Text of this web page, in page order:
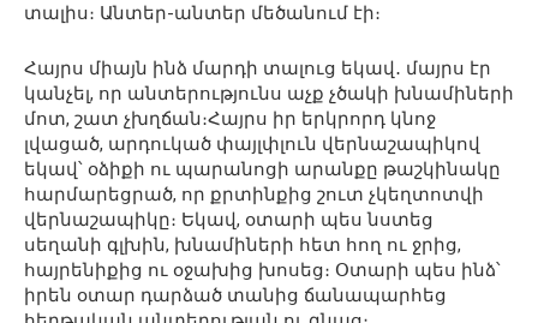
տալիս։ Անտեր-անտեր մեծանում էի։
Հայրս միայն ինձ մարդի տալուց եկավ․ մայրս էր
կանչել, որ անտերությունս աչք չծակի խնամիների
մոտ, շատ չխղճան։Հայրս իր երկրորդ կնոջ
լվացած, արդուկած փայլփլուն վերնաշապիկով
եկավ՝ օձիքի ու պարանոցի արանքը թաշկինակը
հարմարեցրած, որ քրտինքից շուտ չկեղտոտվի
վերնաշապիկը։ Եկավ, օտարի պես նստեց
սեղանի գլխին, խնամիների հետ հող ու ջրից,
հայրենիքից ու օջախից խոսեց։ Օտարի պես ինձ՝
իրեն օտար դարձած տանից ճանապարհեց